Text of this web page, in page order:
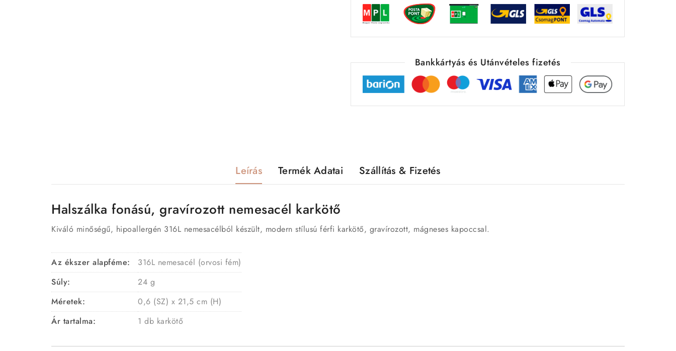
Bankkártyás és Utánvételes fizetés
Leírás Termék Adatai Szállítás & Fizetés
Halszálka fonású, gravírozott nemesacél karkötő
Kiváló minőségű, hipoallergén 316L nemesacélból készült, modern stílusú férfi karkötő, gravírozott, mágneses kapoccsal.
Az ékszer alapféme:
316L nemesacél (orvosi fém)
Súly:
24 g
Méretek:
0,6 (SZ) x 21,5 cm (H)
Ár tartalma:
1 db karkötő